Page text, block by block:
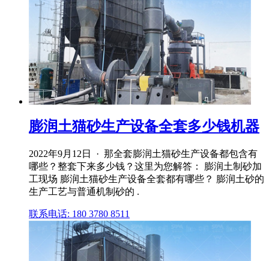
膨润土猫砂生产设备全套多少钱机器
2022年9月12日 · 那全套膨润土猫砂生产设备都包含有
哪些？整套下来多少钱？这里为您解答： 膨润土制砂加
工现场 膨润土猫砂生产设备全套都有哪些？ 膨润土砂的
生产工艺与普通机制砂的 .
联系电话: 180 3780 8511